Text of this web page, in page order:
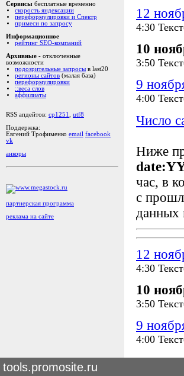
Сервисы бесплатные временно
скорость яндексации
переформулировки и Спектр
примеси по запросу
Информационное
рейтинг SEO-компаний
Архивные - отключенные
возможности
подозрительные запросы в last20
регионы сайтов (малая база)
переформулировки
::веса слов
аффилиаты
RSS апдейтов: cp1251
utf8
Поддержка:
Евгений Трофименко email facebook
vk
анкоры
партнерская программа
реклама на сайте
12
4:30
10
3:50
9
4:00
Число
Ниже
час, в
с
данных
12
4:30
10
3:50
9
4:00
tools.promosite.ru